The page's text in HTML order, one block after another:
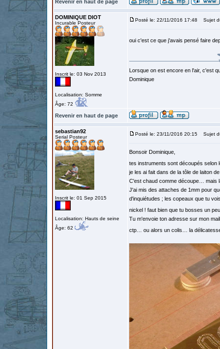
Revenir en haut de page
DOMINIQUE DIOT
Incurable Posteur
Inscrit le: 03 Nov 2013
Localisation: Somme
Âge: 72
Posté le: 22/11/2016 17:48 Sujet
oui c'est ce que j'avais pensé faire
Lorsque on est encore en l'air, c'est
Dominique
Revenir en haut de page
sebastian92
Serial Posteur
Inscrit le: 01 Sep 2015
Localisation: Hauts de seine
Âge: 62
Posté le: 23/11/2016 20:15 Sujet
Bonsoir Dominique,
tes instruments sont découpés selon
je les ai fait dans de la tôle de laiton
C'est chaud comme découpe… mais
J'ai mis des attaches de 1mm pour
d'inquiétudes ; les copeaux que tu
nickel ! faut bien que tu bosses un
Tu m'envoie ton adresse sur mon
ctp… ou alors un colis… la